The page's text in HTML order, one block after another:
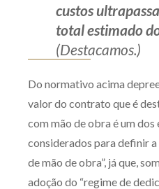
custos
total estimado
(Destacamos.)
Do normativo acima
valor do contrato que é
com mão de obra é um
considerados para definir
de mão de obra”, já que,
adoção do “regime de